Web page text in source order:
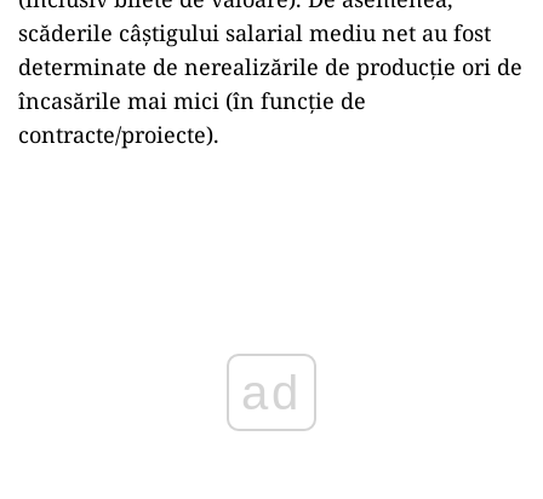
scăderile câştigului salarial mediu net au fost
determinate de nerealizările de producţie ori de
încasările mai mici (în funcţie de
contracte/proiecte).
ad